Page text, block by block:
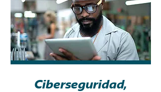
Ciberseguridad,